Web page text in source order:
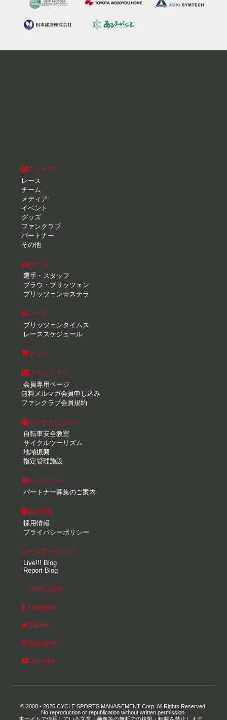
ニュース
レース
チーム
メディア
イベント
グッズ
ファンクラブ
パートナー
その他
チーム
選手・スタッフ
ブラウ・ブリッツェン
ブリッツェン☆ステラ
レース
ブリッツェンタイムス
レーススケジュール
グッズ
ファンクラブ
会員専用ページ
無料メルマガ会員申し込み
ファンクラブ会員規約
サステナビリティ
自転車安全教室
サイクルツーリズム
地域振興
指定管理施設
パートナー
パートナー募集のご案内
会社情報
採用情報
プライバシーポリシー
レースアーカイブ
Live!!! Blog
Report Blog
お問い合せ
Facebook
Twitter
Instagram
Youtube
© 2008 - 2026 CYCLE SPORTS MANAGEMENT Corp. All Rights Reserved.
No reproduction or republication without written permission.
本サイトで使用している文章・画像等の無断での複製・転載を禁止します。